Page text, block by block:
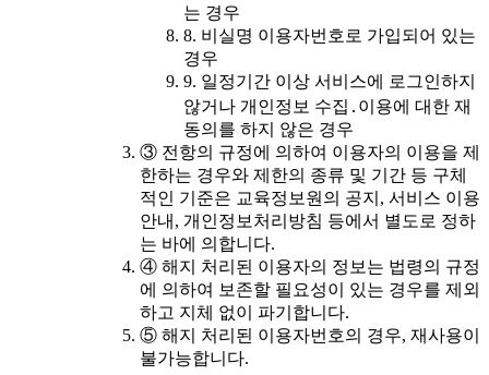
는 경우
8. 비실명 이용자번호로 가입되어 있는
경우
9. 일정기간 이상 서비스에 로그인하지
않거나 개인정보 수집․이용에 대한 재
동의를 하지 않은 경우
③ 전항의 규정에 의하여 이용자의 이용을 제
한하는 경우와 제한의 종류 및 기간 등 구체
적인 기준은 교육정보원의 공지, 서비스 이용
안내, 개인정보처리방침 등에서 별도로 정하
는 바에 의합니다.
④ 해지 처리된 이용자의 정보는 법령의 규정
에 의하여 보존할 필요성이 있는 경우를 제외
하고 지체 없이 파기합니다.
⑤ 해지 처리된 이용자번호의 경우, 재사용이
불가능합니다.